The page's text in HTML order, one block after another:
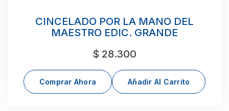
CINCELADO POR LA MANO DEL
MAESTRO EDIC. GRANDE
$ 28.300
Comprar Ahora Añadir Al Carrito